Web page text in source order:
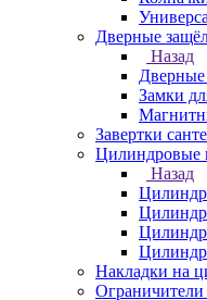
Дверные
Назад
Дверные
Замки
Завертки
Цилиндровые
Назад
Накладки на
Ограничители